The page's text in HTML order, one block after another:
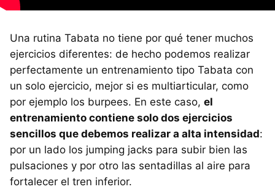
Una rutina Tabata no tiene por qué tener muchos
ejercicios diferentes: de hecho podemos realizar
perfectamente un entrenamiento tipo Tabata con
un solo ejercicio, mejor si es multiarticular, como
por ejemplo los burpees. En este caso, el
entrenamiento contiene solo dos ejercicios
sencillos que debemos realizar a alta intensidad:
por un lado los jumping jacks para subir bien las
pulsaciones y por otro las sentadillas al aire para
fortalecer el tren inferior.